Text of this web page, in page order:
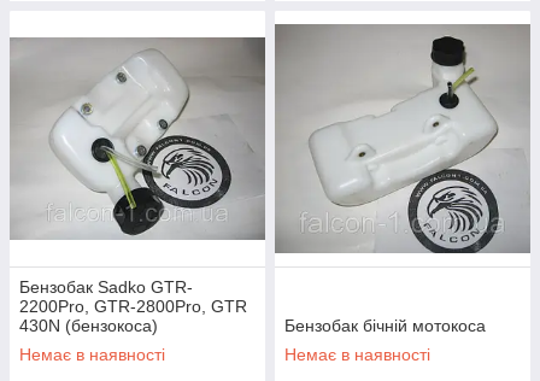
Бензобак Sadko GTR-
2200Pro, GTR-2800Pro, GTR
430N (бензокоса)
Немає в наявності
Бензобак бічній мотокоса
Немає в наявності